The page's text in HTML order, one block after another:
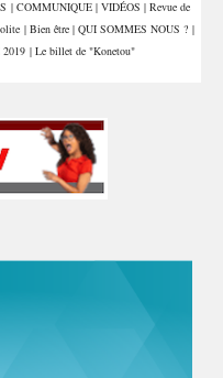
| COMMUNIQUE | VIDÉOS | Revue de
| Bien être | QUI SOMMES NOUS ? |
| Le billet de "Konetou"